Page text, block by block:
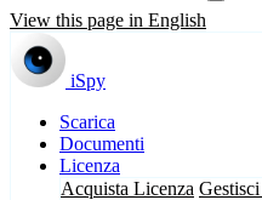
View this page in English
iSpy
Scarica
Documenti
Licenza
Acquista Licenza